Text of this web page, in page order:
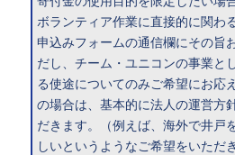
ボランティア作業に直接的に関わ
申込みフォームの通信欄にその旨
だし、チーム・ユニコンの事業と
る使途についてのみご希望にお応
の場合は、基本的に法人の運営方
だきます。（例えば、海外で井戸
しいというようなご希望をいただ